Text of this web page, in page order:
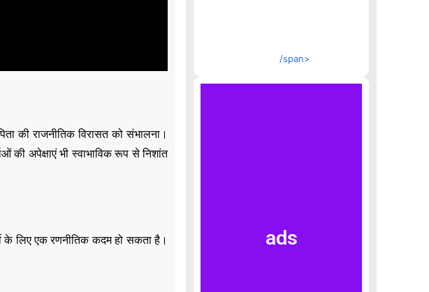
की राजनीतिक विरासत को संभालना।
की अपेक्षाएं भी स्वाभाविक रूप से निशांत
के लिए एक रणनीतिक कदम हो सकता है।
/span>
ads